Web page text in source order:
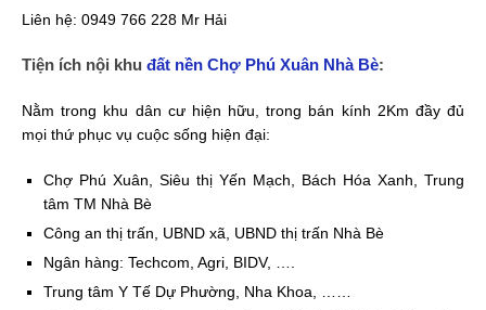
Liên hệ: 0949 766 228 Mr Hải
Tiện ích nội khu đất nền Chợ Phú Xuân Nhà Bè:
Nằm trong khu dân cư hiện hữu, trong bán kính 2Km đầy đủ
mọi thứ phục vụ cuộc sống hiện đại:
Chợ Phú Xuân, Siêu thị Yến Mạch, Bách Hóa Xanh, Trung
tâm TM Nhà Bè
Công an thị trấn, UBND xã, UBND thị trấn Nhà Bè
Ngân hàng: Techcom, Agri, BIDV, ….
Trung tâm Y Tế Dự Phường, Nha Khoa, ……